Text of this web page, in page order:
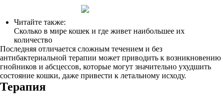
Читайте также:
Сколько в мире кошек и где живет наибольшее их
количество
Последняя отличается сложным течением и без
антибактериальной терапии может приводить к возникновению
гнойников и абсцессов, которые могут значительно ухудшить
состояние кошки, даже привести к летальному исходу.
Терапия